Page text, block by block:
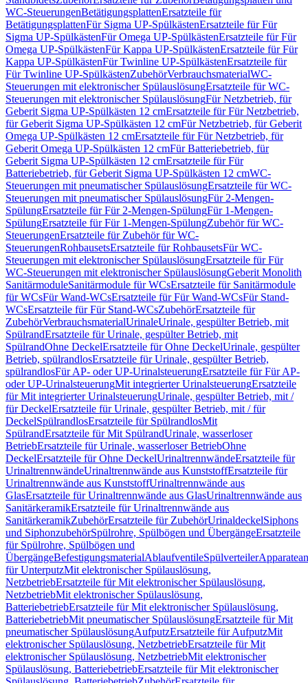
WC-SteuerungenBetätigungsplattenErsatzteile für
BetätigungsplattenFür Sigma UP-SpülkästenErsatzteile für Für
Sigma UP-SpülkästenFür Omega UP-SpülkästenErsatzteile für Für
Omega UP-SpülkästenFür Kappa UP-SpülkästenErsatzteile für Für
Kappa UP-SpülkästenFür Twinline UP-SpülkästenErsatzteile für
Für Twinline UP-SpülkästenZubehörVerbrauchsmaterialWC-
Steuerungen mit elektronischer SpülauslösungErsatzteile für WC-
Steuerungen mit elektronischer SpülauslösungFür Netzbetrieb, für
Geberit Sigma UP-Spülkästen 12 cmErsatzteile für Für Netzbetrieb,
für Geberit Sigma UP-Spülkästen 12 cmFür Netzbetrieb, für Geberit
Omega UP-Spülkästen 12 cmErsatzteile für Für Netzbetrieb, für
Geberit Omega UP-Spülkästen 12 cmFür Batteriebetrieb, für
Geberit Sigma UP-Spülkästen 12 cmErsatzteile für Für
Batteriebetrieb, für Geberit Sigma UP-Spülkästen 12 cmWC-
Steuerungen mit pneumatischer SpülauslösungErsatzteile für WC-
Steuerungen mit pneumatischer SpülauslösungFür 2-Mengen-
SpülungErsatzteile für Für 2-Mengen-SpülungFür 1-Mengen-
SpülungErsatzteile für Für 1-Mengen-SpülungZubehör für WC-
SteuerungenErsatzteile für Zubehör für WC-
SteuerungenRohbausetsErsatzteile für RohbausetsFür WC-
Steuerungen mit elektronischer SpülauslösungErsatzteile für Für
WC-Steuerungen mit elektronischer SpülauslösungGeberit Monolith
SanitärmoduleSanitärmodule für WCsErsatzteile für Sanitärmodule
für WCsFür Wand-WCsErsatzteile für Für Wand-WCsFür Stand-
WCsErsatzteile für Für Stand-WCsZubehörErsatzteile für
ZubehörVerbrauchsmaterialUrinaleUrinale, gespülter Betrieb, mit
SpülrandErsatzteile für Urinale, gespülter Betrieb, mit
SpülrandOhne DeckelErsatzteile für Ohne DeckelUrinale, gespülter
Betrieb, spülrandlosErsatzteile für Urinale, gespülter Betrieb,
spülrandlosFür AP- oder UP-UrinalsteuerungErsatzteile für Für AP-
oder UP-UrinalsteuerungMit integrierter UrinalsteuerungErsatzteile
für Mit integrierter UrinalsteuerungUrinale, gespülter Betrieb, mit /
für DeckelErsatzteile für Urinale, gespülter Betrieb, mit / für
DeckelSpülrandlosErsatzteile für SpülrandlosMit
SpülrandErsatzteile für Mit SpülrandUrinale, wasserloser
BetriebErsatzteile für Urinale, wasserloser BetriebOhne
DeckelErsatzteile für Ohne DeckelUrinaltrennwändeErsatzteile für
UrinaltrennwändeUrinaltrennwände aus KunststoffErsatzteile für
Urinaltrennwände aus KunststoffUrinaltrennwände aus
GlasErsatzteile für Urinaltrennwände aus GlasUrinaltrennwände aus
SanitärkeramikErsatzteile für Urinaltrennwände aus
SanitärkeramikZubehörErsatzteile für ZubehörUrinaldeckelSiphons
und SiphonzubehörSpülrohre, Spülbögen und ÜbergängeErsatzteile
für Spülrohre, Spülbögen und
ÜbergängeBefestigungsmaterialAblaufventileSpülverteiler
für UnterputzMit elektronischer Spülauslösung,
NetzbetriebErsatzteile für Mit elektronischer Spülauslösung,
NetzbetriebMit elektronischer Spülauslösung,
BatteriebetriebErsatzteile für Mit elektronischer Spülauslösung,
BatteriebetriebMit pneumatischer SpülauslösungErsatzteile für Mit
pneumatischer SpülauslösungAufputzErsatzteile für AufputzMit
elektronischer Spülauslösung, NetzbetriebErsatzteile für Mit
elektronischer Spülauslösung, NetzbetriebMit elektronischer
Spülauslösung, BatteriebetriebErsatzteile für Mit elektronischer